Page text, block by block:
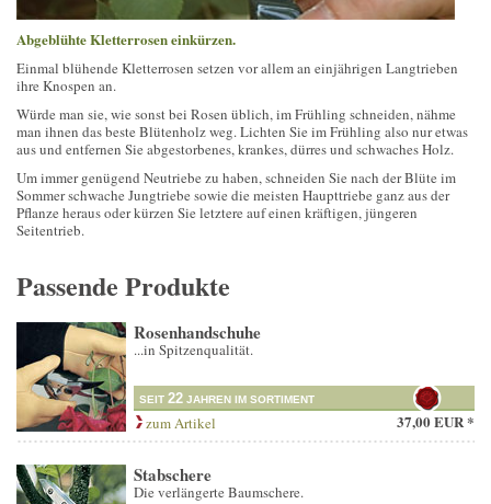
Abgeblühte Kletterrosen einkürzen.
Einmal blühende Kletterrosen setzen vor allem an einjährigen Langtrieben
ihre Knospen an.
Würde man sie, wie sonst bei Rosen üblich, im Frühling schneiden, nähme
man ihnen das beste Blütenholz weg. Lichten Sie im Frühling also nur etwas
aus und entfernen Sie abgestorbenes, krankes, dürres und schwaches Holz.
Um immer genügend Neutriebe zu haben, schneiden Sie nach der Blüte im
Sommer schwache Jungtriebe sowie die meisten Haupttriebe ganz aus der
Pflanze heraus oder kürzen Sie letztere auf einen kräftigen, jüngeren
Seitentrieb.
Passende Produkte
Rosenhandschuhe
...in Spitzenqualität.
SEIT 22 JAHREN IM SORTIMENT
zum Artikel 37,00 EUR *
Stabschere
Die verlängerte Baumschere.